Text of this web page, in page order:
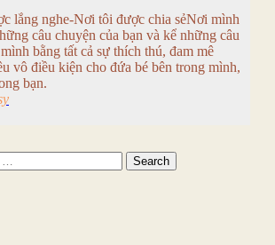
lắng nghe-Nơi tôi được chia sẻNơi mình
câu chuyện của bạn và kể những câu
bằng tất cả sự thích thú, đam mê
vô điều kiện cho đứa bé bên trong mình,
bạn.